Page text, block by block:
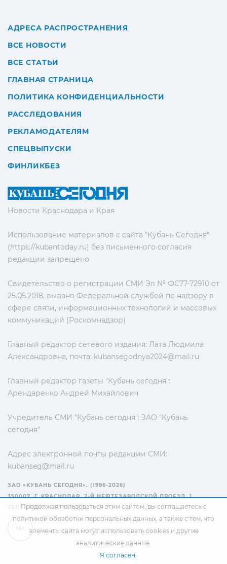
Новости Краснодара и Края
Использование материалов с сайта "Кубань Сегодня"
(https://kubantoday.ru) без письменного согласия
редакции запрещено
Свидетельство о регистрации СМИ Эл № ФС77-72910 от
25.05.2018, выдано Федеральной службой по надзору в
сфере связи, информационных технологий и массовых
коммуникаций (Роскомнадзор)
Главный редактор сетевого издания: Лата Людмила
Александровна, почта: kubansegodnya2024@mail.ru
Главный редактор газеты "Кубань сегодня":
Арендаренко Андрей Михайлович
Учредитель СМИ "Кубань сегодня": ЗАО "Кубань
сегодня"
Адрес электронной почты редакции СМИ:
kubanseg@mail.ru
АДРЕСА РАСПРОСТРАНЕНИЯ
ВСЕ НОВОСТИ
ВСЕ СТАТЬИ
ГЛАВНАЯ СТРАНИЦА
ПОЛИТИКА КОНФИДЕНЦИАЛЬНОСТИ
РАССЛЕДОВАНИЯ
РЕКЛАМОДАТЕЛЯМ
СПЕЦВЫПУСКИ
ФИНЛИКБЕЗ
ЗАО «КУБАНЬ СЕГОДНЯ». (1996-2026)
350007, Г. КРАСНОДАР, 2-Й НЕФТЕЗАВОДСКОЙ ПРОЕЗД, 1
ТЕЛ.: +7(861) 267-15-15
Продолжая пользоваться этим сайтом, вы соглашаетесь с
политикой обработки персональных данных, а также с тем, что
элементы сайта могут использовать cookies и другие
аналитические данные.
Я согласен